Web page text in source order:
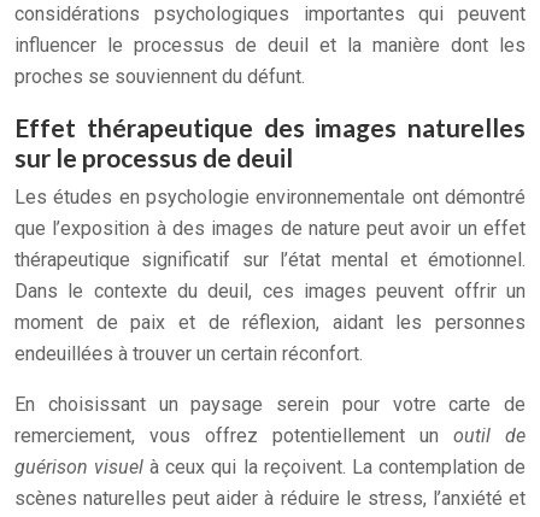
considérations psychologiques importantes qui peuvent
influencer le processus de deuil et la manière dont les
proches se souviennent du défunt.
Effet thérapeutique des images naturelles
sur le processus de deuil
Les études en psychologie environnementale ont démontré
que l’exposition à des images de nature peut avoir un effet
thérapeutique significatif sur l’état mental et émotionnel.
Dans le contexte du deuil, ces images peuvent offrir un
moment de paix et de réflexion, aidant les personnes
endeuillées à trouver un certain réconfort.
En choisissant un paysage serein pour votre carte de
remerciement, vous offrez potentiellement un outil de
guérison visuelà ceux qui la reçoivent. La contemplation de
scènes naturelles peut aider à réduire le stress, l’anxiété et